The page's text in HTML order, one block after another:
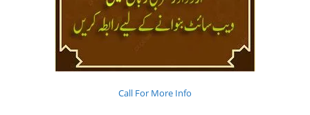
Call For More Info